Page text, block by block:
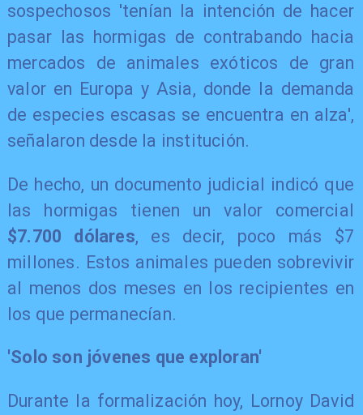
sospechosos 'tenían la intención de hacer
pasar las hormigas de contrabando hacia
mercados de animales exóticos de gran
valor en Europa y Asia, donde la demanda
de especies escasas se encuentra en alza',
señalaron desde la institución.
De hecho, un documento judicial indicó que
las hormigas tienen un valor comercial
$7.700 dólares, es decir, poco más $7
millones. Estos animales pueden sobrevivir
al menos dos meses en los recipientes en
los que permanecían.
'Solo son jóvenes que exploran'
Durante la formalización hoy, Lornoy David